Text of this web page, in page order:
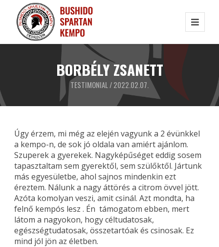
BORBÉLY ZSANETT
TESTIMONIAL / 2022.02.07.
Úgy érzem, mi még az elején vagyunk a 2 évünkkel
a kempo-n, de sok jó oldala van amiért ajánlom.
Szuperek a gyerekek. Nagyképűséget eddig sosem
tapasztaltam sem gyerektől, sem szülőktől. Jártunk
más egyesületbe, ahol sajnos mindenkin ezt
éreztem. Nálunk a nagy áttörés a citrom övvel jött.
Azóta komolyan veszi, amit csinál. Azt mondta, ha
felnő kempós lesz . Én támogatom ebben, mert
látom a nagyokon, hogy céltudatosak,
egészségtudatosak, összetartóak és csinosak. Ez
mind jól jön az életben.